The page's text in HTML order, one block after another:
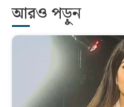
আরও পড়ুন